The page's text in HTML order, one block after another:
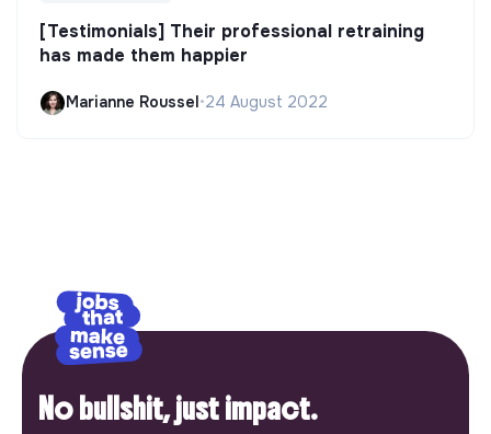
[Testimonials] Their professional retraining
has made them happier
Marianne Roussel •24 August 2022
No bullshit, just impact.